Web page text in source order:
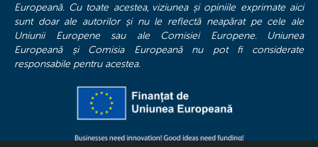
Europeană. Cu toate acestea, viziunea și opiniile exprimate aici
sunt doar ale autorilor și nu le reflectă neapărat pe cele ale
Uniunii Europene sau ale Comisiei Europene. Uniunea
Europeană și Comisia Europeană nu pot fi considerate
responsabile pentru acestea.